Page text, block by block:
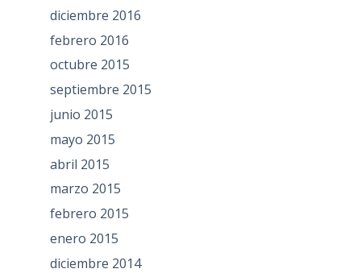
diciembre 2016
febrero 2016
octubre 2015
septiembre 2015
junio 2015
mayo 2015
abril 2015
marzo 2015
febrero 2015
enero 2015
diciembre 2014